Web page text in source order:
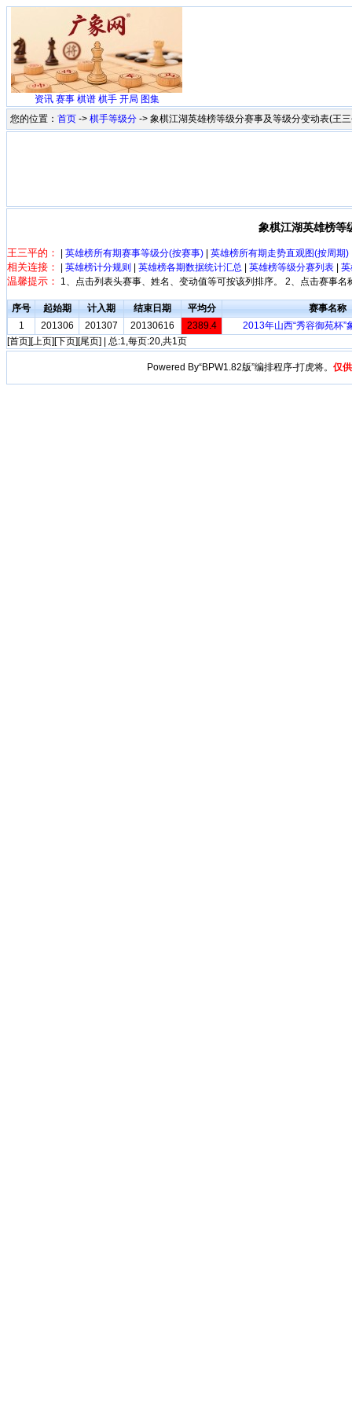
资讯 赛事 棋谱 棋手 开局 图集
您的位置： 首页 -> 棋手等级分 -> 象棋江湖英雄榜等级分赛事及等级分变动表(王
象棋江湖英雄榜等
王三平的： 英雄榜所有期赛事等级分(按赛事) 英雄榜所有期走势直观图(按周期)
相关连接： 英雄榜计分规则 英雄榜各期数据统计汇总 英雄榜等级分赛列表
温馨提示： 1、点击列表头赛事、姓名、变动值等可按该列排序。 2、点击赛事
序号 起始期 计入期 结束日期 平均分
赛事名称
1
201306 201307 20130616 2389.4
2013年山西“秀容御苑杯”
[首页][上页][下页][尾页] | 总:1,每页:20,共1页
Powered By“BPW1.82版”编排程序-打虎将。 仅